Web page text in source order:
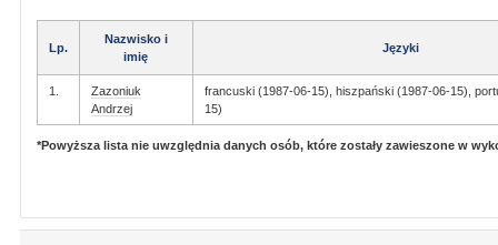
Lp.
Nazwisko i
imię
Języki
1.
Zazoniuk
Andrzej
francuski (1987-06-15), hiszpański (1987-06-15),
15)
*Powyższa lista nie uwzględnia danych osób, które zostały zawieszone w